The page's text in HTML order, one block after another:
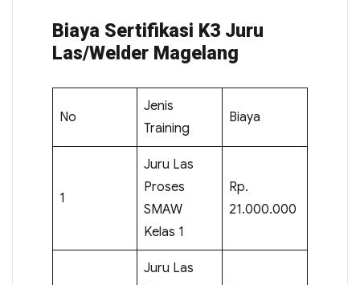
Biaya Sertifikasi K3 Juru
Las/Welder Magelang
No
Jenis
Training
Biaya
1
Juru Las
Proses
SMAW
Kelas 1
Rp.
21.000.000
Juru Las